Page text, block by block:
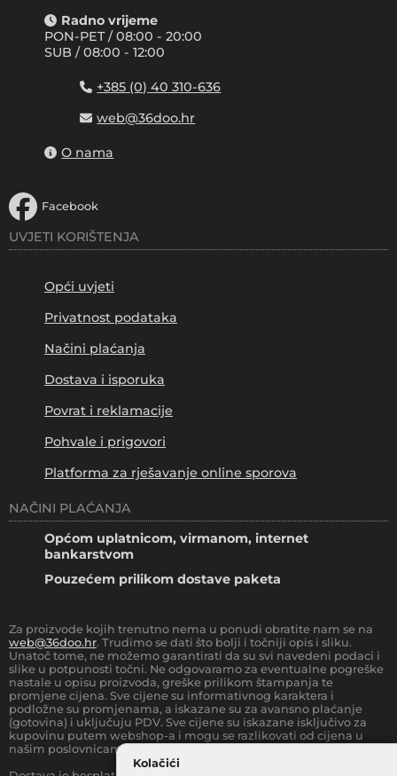
Kolačići
Radno vrijeme
PON-PET / 08:00 - 20:00
SUB / 08:00 - 12:00
+385 (0) 40 310-636
web@36doo.hr
O nama
Facebook
UVJETI KORIŠTENJA
Opći uvjeti
Privatnost podataka
Načini plaćanja
Dostava i isporuka
Povrat i reklamacije
Pohvale i prigovori
Platforma za rješavanje online sporova
NAČINI PLAĆANJA
Općom uplatnicom, virmanom, internet
bankarstvom
Pouzećem prilikom dostave paketa
Za proizvode kojih trenutno nema u ponudi obratite nam se na
web@36doo.hr. Trudimo se dati što bolji i točniji opis i sliku.
Unatoč tome, ne možemo garantirati da su svi navedeni podaci i
slike u potpunosti točni. Ne odgovaramo za eventualne pogreške
nastale u opisu proizvoda, greške prilikom štampanja te
promjene cijena. Sve cijene su informativnog karaktera i
podložne su promjenama, a iskazane su za avansno plaćanje
(gotovina) i uključuju PDV. Sve cijene su iskazane isključivo za
kupovinu putem webshop-a i mogu se razlikovati od cijena u
našim poslovnicama.